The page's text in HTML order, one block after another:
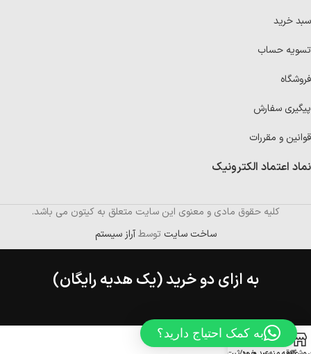
سبد خرید
تسویه حساب
فروشگاه
پیگیری سفارش
قوانین و مقررات
نماد اعتماد الکترونیک
کلیه حقوق مادی و معنوی این سایت متعلق به کیتون می باشد.
ساخت سایت توسطآراز سیستم
به ازای دو خرید (یک هدیه رایگان)
به کمک احتیاج دارید؟